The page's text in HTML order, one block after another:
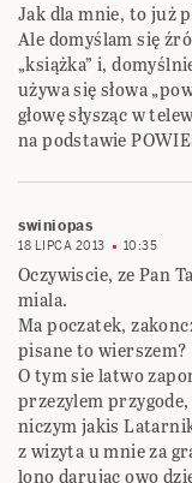
Jak dla mnie, to już
Ale domyślam się
„książka” i,
używa się słowa
głowę słysząc w
na podstawie
swiniopas
18 LIPCA 2013 10:35
Oczywiscie, ze Pan
miala.
Ma poczatek,
pisane to wierszem?
O tym sie latwo
przezylem przygode,
niczym jakis
z wizyta u mnie za
lono darujac owo